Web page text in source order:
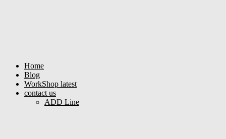
Home
Blog
WorkShop latest
contact us
ADD Line